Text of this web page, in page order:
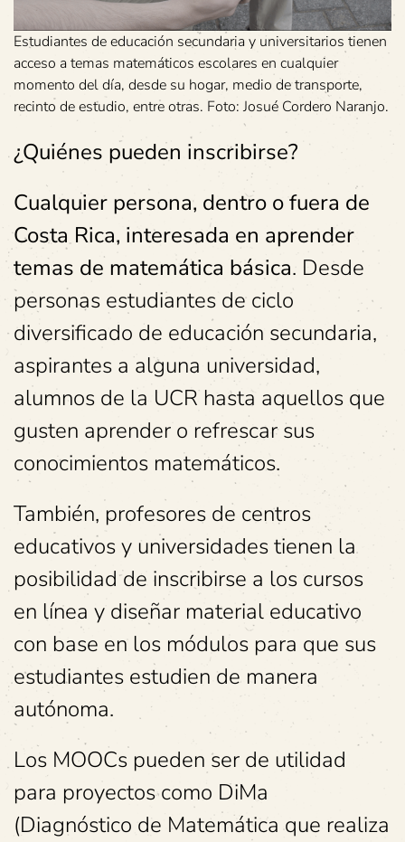
Estudiantes de educación secundaria y universitarios tienen
acceso a temas matemáticos escolares en cualquier
momento del día, desde su hogar, medio de transporte,
recinto de estudio, entre otras. Foto: Josué Cordero Naranjo.
¿Quiénes pueden inscribirse?
Cualquier persona, dentro o fuera de
Costa Rica, interesada en aprender
temas de matemática básica. Desde
personas estudiantes de ciclo
diversificado de educación secundaria,
aspirantes a alguna universidad,
alumnos de la UCR hasta aquellos que
gusten aprender o refrescar sus
conocimientos matemáticos.
También, profesores de centros
educativos y universidades tienen la
posibilidad de inscribirse a los cursos
en línea y diseñar material educativo
con base en los módulos para que sus
estudiantes estudien de manera
autónoma.
Los MOOCs pueden ser de utilidad
para proyectos como DiMa
(Diagnóstico de Matemática que realiza